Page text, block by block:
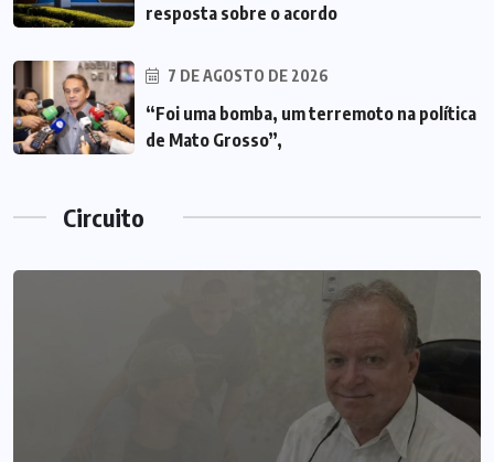
resposta sobre o acordo
7 DE AGOSTO DE 2026
“Foi uma bomba, um terremoto na política
de Mato Grosso”,
Circuito